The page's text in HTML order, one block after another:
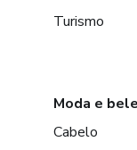
Turismo
Moda e
Cabelo